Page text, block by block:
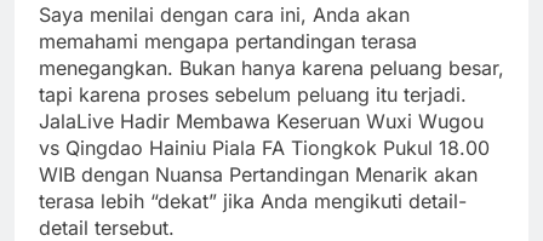
Saya menilai dengan cara ini, Anda akan
memahami mengapa pertandingan terasa
menegangkan. Bukan hanya karena peluang besar,
tapi karena proses sebelum peluang itu terjadi.
JalaLive Hadir Membawa Keseruan Wuxi Wugou
vs Qingdao Hainiu Piala FA Tiongkok Pukul 18.00
WIB dengan Nuansa Pertandingan Menarik akan
terasa lebih “dekat” jika Anda mengikuti detail-
detail tersebut.